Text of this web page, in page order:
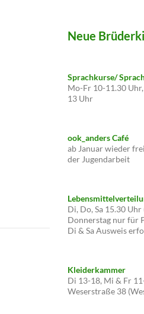
Neue
Sprachkurse/
Mo-Fr 10-11.30
13 Uhr
ook_anders Café
ab Januar wieder
der Jugendarbeit
Di, Do, Sa 15.30
Donnerstag nur für
Di & Sa Ausweis
Kleiderkammer
Di 13-18, Mi & Fr
Weserstraße 38